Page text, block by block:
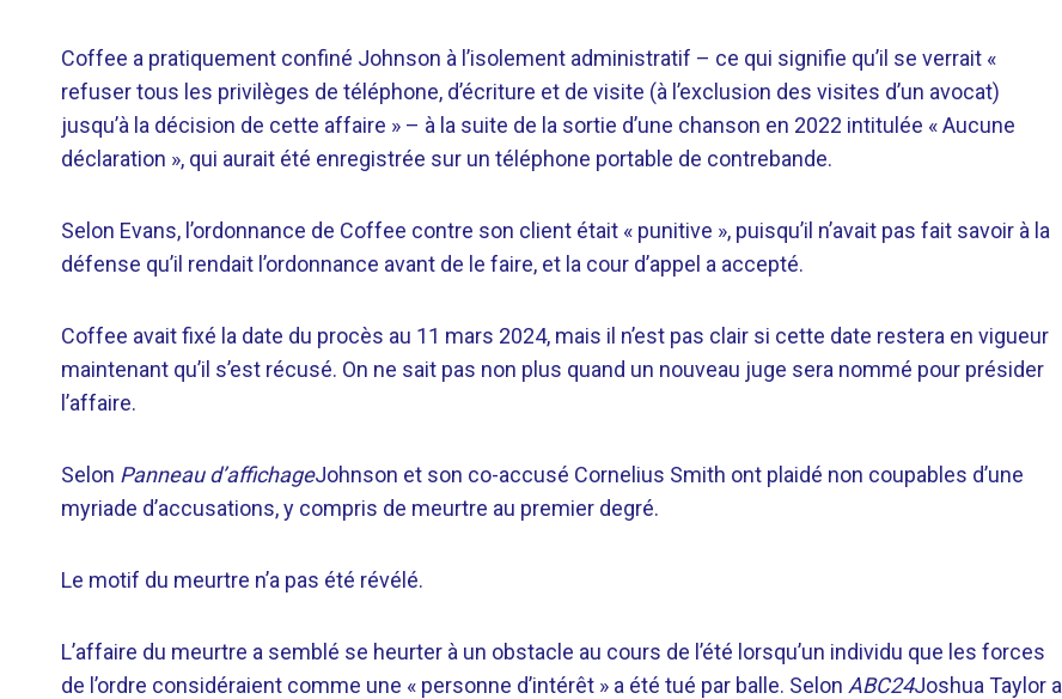
Coffee a pratiquement confiné Johnson à l’isolement administratif – ce qui signifie qu’il se verrait «
refuser tous les privilèges de téléphone, d’écriture et de visite (à l’exclusion des visites d’un avocat)
jusqu’à la décision de cette affaire » – à la suite de la sortie d’une chanson en 2022 intitulée « Aucune
déclaration », qui aurait été enregistrée sur un téléphone portable de contrebande.
Selon Evans, l’ordonnance de Coffee contre son client était « punitive », puisqu’il n’avait pas fait savoir à la
défense qu’il rendait l’ordonnance avant de le faire, et la cour d’appel a accepté.
Coffee avait fixé la date du procès au 11 mars 2024, mais il n’est pas clair si cette date restera en vigueur
maintenant qu’il s’est récusé. On ne sait pas non plus quand un nouveau juge sera nommé pour présider
l’affaire.
Selon Panneau d’affichageJohnson et son co-accusé Cornelius Smith ont plaidé non coupables d’une
myriade d’accusations, y compris de meurtre au premier degré.
Le motif du meurtre n’a pas été révélé.
L’affaire du meurtre a semblé se heurter à un obstacle au cours de l’été lorsqu’un individu que les forces
de l’ordre considéraient comme une « personne d’intérêt » a été tué par balle. Selon ABC24Joshua Taylor a